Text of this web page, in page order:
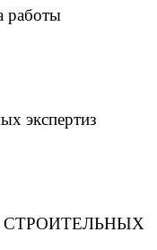
работы
экспертиз